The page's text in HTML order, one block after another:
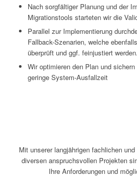
Nach sorgfältiger Planung und der
Migrationstools starteten wir die
Parallel zur Implementierung
Fallback-Szenarien, welche
überprüft und ggf. feinjustiert werden.
Wir optimieren den Plan und
geringe System-Ausfallzeit
Mit unserer langjährigen fachlichen
diversen anspruchsvollen Projekten
Ihre Anforderungen und